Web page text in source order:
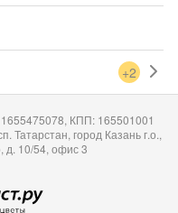
+2
КПП: 165501001
Татарстан, город Казань г.о.,
д. 10/54, офис 3